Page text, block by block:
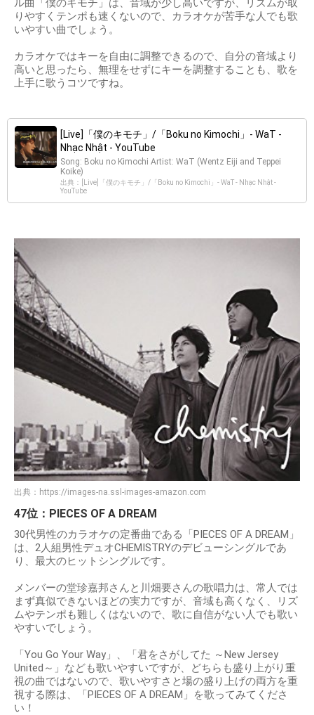
ル曲「僕のキモチ」は、音域が少し高いですが、リズムが取
りやすくテンポも速くないので、カラオケが苦手な人でも歌
いやすい曲でしょう。
カラオケではキーを自由に調整できるので、自分の音域より
高いと思ったら、無理をせずにキーを調整することも、歌を
上手に歌うコツですね。
[Live]「僕のキモチ」/「Boku no Kimochi」- WaT -
Nhạc Nhật - YouTube
Song: Boku no Kimochi Artist: WaT (Wentz Eiji and Teppei
Koike)
出典：[Live]「僕のキモチ」/「Boku no Kimochi」- WaT - Nhạc Nhật -
YouTube
出典： https://images-na.ssl-images-amazon.com
47位：PIECES OF A DREAM
30代男性のカラオケの定番曲である「PIECES OF A DREAM」
は、2人組男性デュオCHEMISTRYのデビューシングルであ
り、最大のヒットシングルです。
メンバーの堂珍嘉邦さんと川畑要さんの歌唱力は、常人では
まず真似できないほどの実力ですが、音域も高くなく、リズ
ムやテンポも難しくはないので、歌に自信がない人でも歌い
やすいでしょう。
「You Go Your Way」、「君をさがしてた ～New Jersey
United～」なども歌いやすいですが、どちらも盛り上がり重
視の曲ではないので、歌いやすさと場の盛り上げの両方を重
視する際は、「PIECES OF A DREAM」を歌ってみてくださ
い！